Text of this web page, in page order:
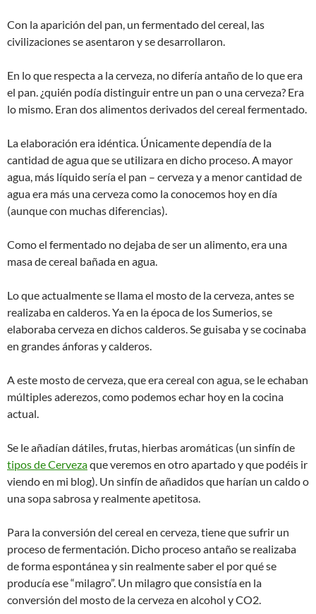
Con la aparición del pan, un fermentado del cereal, las
civilizaciones se asentaron y se desarrollaron.
En lo que respecta a la cerveza, no difería antaño de lo que era
el pan. ¿quién podía distinguir entre un pan o una cerveza? Era
lo mismo. Eran dos alimentos derivados del cereal fermentado.
La elaboración era idéntica. Únicamente dependía de la
cantidad de agua que se utilizara en dicho proceso. A mayor
agua, más líquido sería el pan – cerveza y a menor cantidad de
agua era más una cerveza como la conocemos hoy en día
(aunque con muchas diferencias).
Como el fermentado no dejaba de ser un alimento, era una
masa de cereal bañada en agua.
Lo que actualmente se llama el mosto de la cerveza, antes se
realizaba en calderos. Ya en la época de los Sumerios, se
elaboraba cerveza en dichos calderos. Se guisaba y se cocinaba
en grandes ánforas y calderos.
A este mosto de cerveza, que era cereal con agua, se le echaban
múltiples aderezos, como podemos echar hoy en la cocina
actual.
Se le añadían dátiles, frutas, hierbas aromáticas (un sinfín de
tipos de Cervezaque veremos en otro apartado y que podéis ir
viendo en mi blog). Un sinfín de añadidos que harían un caldo o
una sopa sabrosa y realmente apetitosa.
Para la conversión del cereal en cerveza, tiene que sufrir un
proceso de fermentación. Dicho proceso antaño se realizaba
de forma espontánea y sin realmente saber el por qué se
producía ese “milagro”. Un milagro que consistía en la
conversión del mosto de la cerveza en alcohol y CO2.